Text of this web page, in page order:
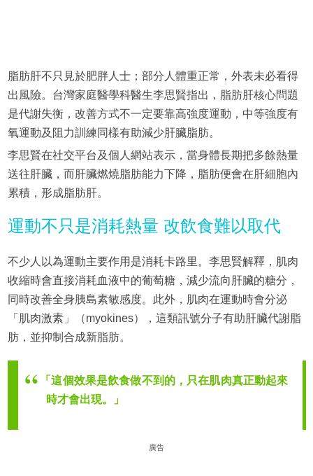
脂肪肝不只見於肥胖人士；部分人體重正常，外表未必看得
出風險。台灣家庭醫學科醫生李思賢指出，脂肪肝核心問題
是代謝失衡，改善方式不一定要靠高強度運動，中等強度有
氧運動及阻力訓練同樣有助減少肝臟脂肪。
李思賢在社交平台及個人網站表示，當身體長期把多餘熱量
送往肝臟，而肝臟燃燒脂肪能力下降，脂肪便會在肝細胞內
累積，形成脂肪肝。
運動不只是消耗熱量 改飲食難以取代
不少人以為運動主要作用是消耗卡路里。李思賢解釋，肌肉
收縮時會直接消耗血液中的葡萄糖，減少流向肝臟的糖分，
同時改善全身胰島素敏感度。此外，肌肉在運動時會分泌
「肌肉激素」（myokines），這類訊號分子有助肝臟代謝脂
肪，並抑制合成新脂肪。
「這個效果是飲食做不到的，只在肌肉真正動起來
時才會出現。」
廣告